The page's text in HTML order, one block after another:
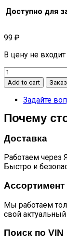
Доступно для
99 ₽
В цену не
Панель
кузова
под
фонарь
правая
kx11
quantity
Add to cart
Задайте
Почему
Доставка
Работаем через
Быстро и
Ассортимент
Мы работаем
свой актуальный
Поиск по VIN